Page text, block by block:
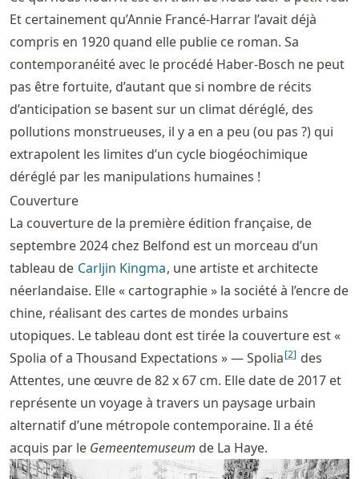
Et certainement qu’Annie Francé-Harrar l’avait déjà
compris en 1920 quand elle publie ce roman. Sa
contemporanéité avec le procédé Haber-Bosch ne peut
pas être fortuite, d’autant que si nombre de récits
d’anticipation se basent sur un climat déréglé, des
pollutions monstrueuses, il y a en a peu (ou pas ?) qui
extrapolent les limites d’un cycle biogéochimique
déréglé par les manipulations humaines !
Couverture
La couverture de la première édition française, de
septembre 2024 chez Belfond est un morceau d’un
tableau de Carljin Kingma, une artiste et architecte
néerlandaise. Elle « cartographie » la société à l’encre de
chine, réalisant des cartes de mondes urbains
utopiques. Le tableau dont est tirée la couverture est «
Spolia of a Thousand Expectations » — Spolia[2] des
Attentes, une œuvre de 82 x 67 cm. Elle date de 2017 et
représente un voyage à travers un paysage urbain
alternatif d’une métropole contemporaine. Il a été
acquis par le Gemeentemuseum de La Haye.